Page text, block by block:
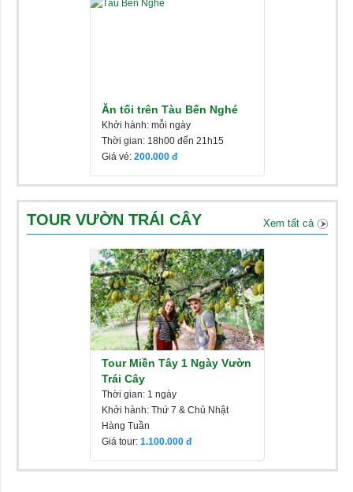
Ăn tối trên Tàu Bến Nghé
Khởi hành: mỗi ngày
Thời gian: 18h00 đến 21h15
Giá vé: 200.000
TOUR VƯỜN TRÁI CÂY Xem tất cả
Tour Miền Tây 1 Ngày Vườn
Trái Cây
Thời gian: 1 ngày
Khởi hành: Thứ 7 & Chủ Nhật
Hàng Tuần
Giá tour: 1.100.000